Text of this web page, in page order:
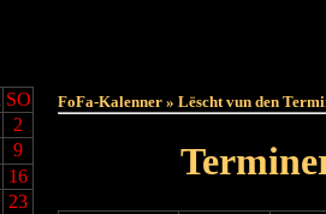
SO
2
9
16
23
FoFa-Kalenner » Lëscht vun den